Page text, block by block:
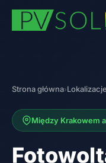
Strona główna›Lokalizacje
Między Krakowem